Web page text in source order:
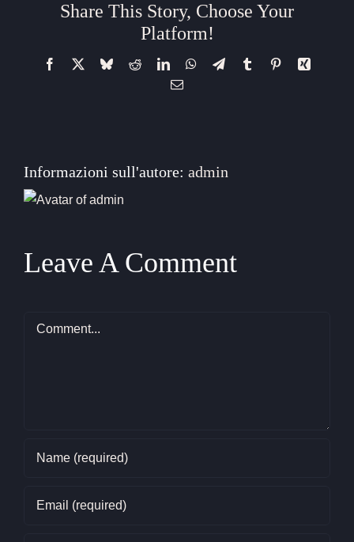
Share This Story, Choose Your
Platform!
Facebook BlueskyRedditLinkedInWhatsApp
TelegramTumblr PinterestXing
Email
Informazioni sull'autore: admin
Leave A Comment
Comment